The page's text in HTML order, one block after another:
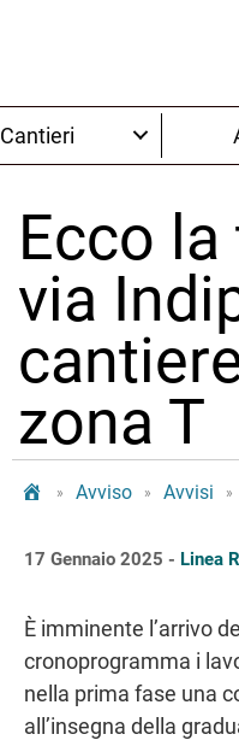
Cantieri
Ecco
via
zona T
Tram Bologna
» Avviso » Avvisi »
17 Gennaio 2025 - Linea
È imminente l’arrivo
cronoprogramma i
nella prima fase una
all’insegna della